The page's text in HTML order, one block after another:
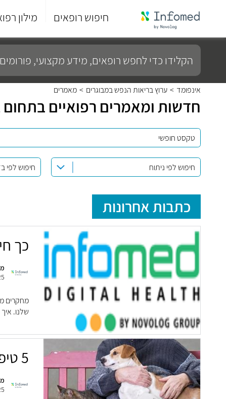
חיפוש רופאים מילון
סוף
התפריט
הקלידו
כדי
לחפש
רופאים,
מידע
מקצועי,
פורומים
ועוד...
אינפומד > ערוץ בריאות הנפש במבוגרים > מאמרים
חדשות ומאמרים רפואיים בתחום
חיפוש לפי ניתוח חיפוש לפי
כתבות אחרונות
כך
מחקרים
שלנו. איך
5 טיפים שיעזרו לעבור את 2025 בשלום